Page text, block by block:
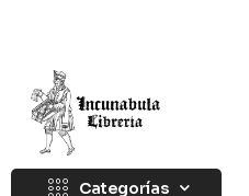
Categorías